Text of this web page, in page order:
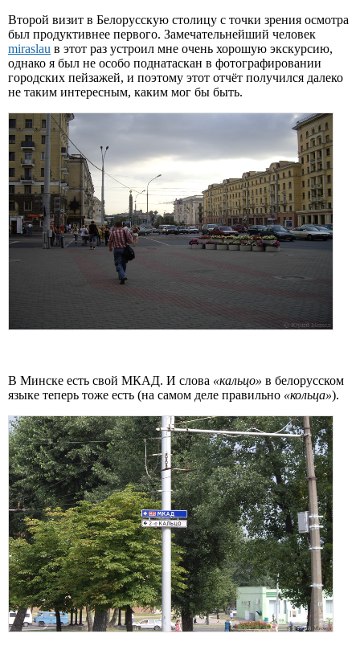
Второй визит в Белорусскую столицу с точки зрения осмотра
был продуктивнее первого. Замечательнейший человек
miraslau в этот раз устроил мне очень хорошую экскурсию,
однако я был не особо поднатаскан в фотографировании
городских пейзажей, и поэтому этот отчёт получился далеко
не таким интересным, каким мог бы быть.
В Минске есть свой МКАД. И слова «кальцо» в белорусском
языке теперь тоже есть (на самом деле правильно «кольца»).